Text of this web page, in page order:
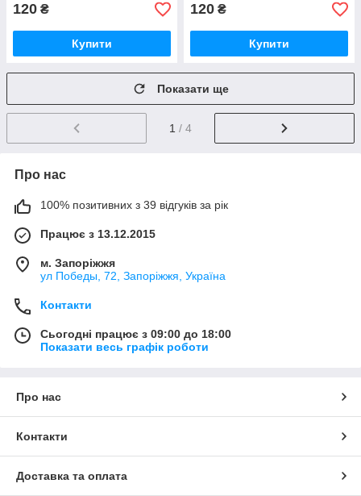
120 ₴
Купити
120 ₴
Купити
Показати ще
1 / 4
Про нас
100% позитивних з 39 відгуків за рік
Працює з 13.12.2015
м. Запоріжжя
ул Победы, 72, Запоріжжя, Україна
Контакти
Сьогодні працює з 09:00 до 18:00
Показати весь графік роботи
Про нас
Контакти
Доставка та оплата